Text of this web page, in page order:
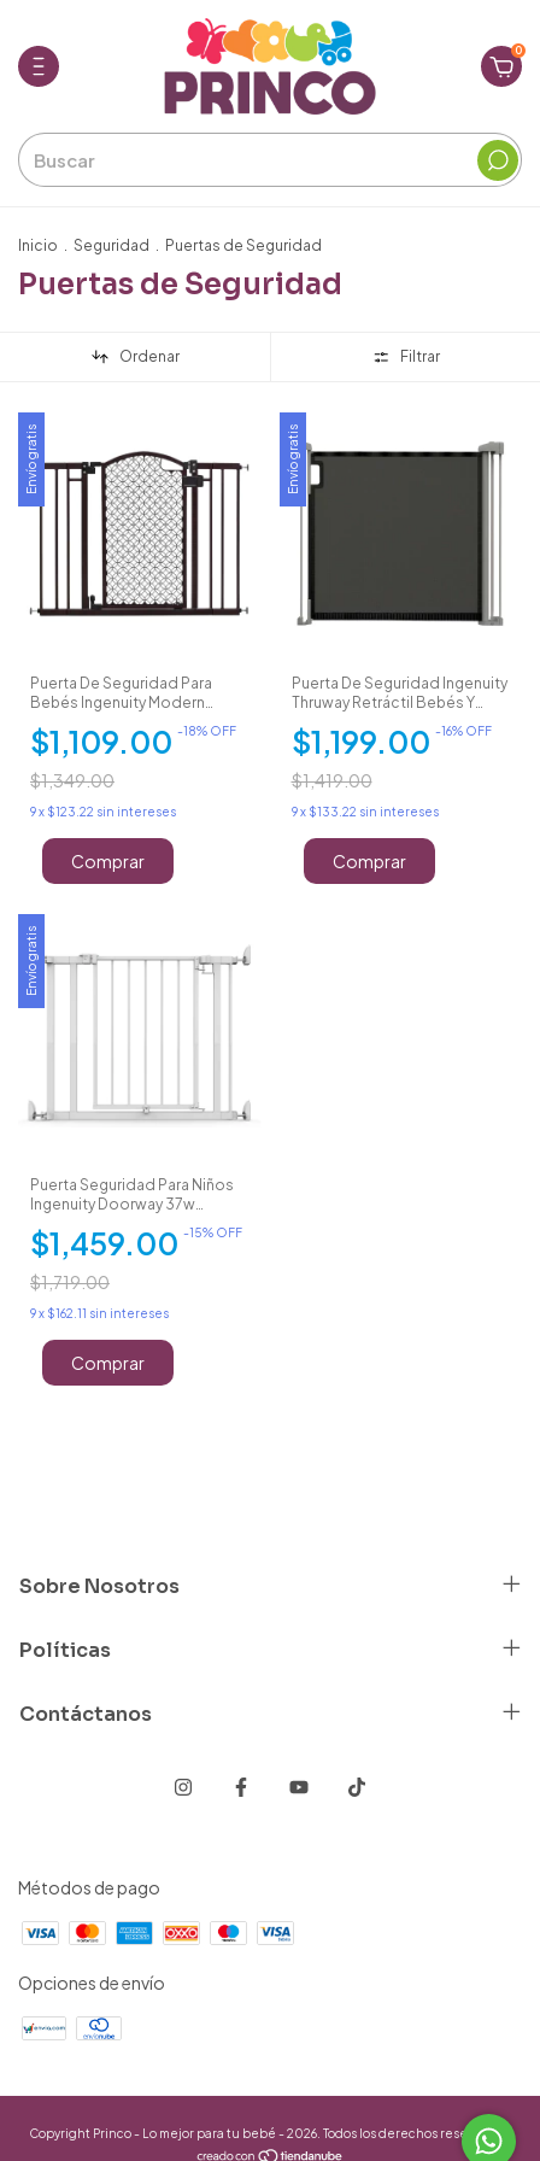
0
Inicio . Seguridad . Puertas de Seguridad
Puertas de Seguridad
Ordenar Filtrar
Envío gratis
Puerta De Seguridad Para
Bebés Ingenuity Modern
$1,109.00 -18% OFF
$1,349.00
9x $123.22 sin intereses
Comprar
Envío gratis
Puerta De Seguridad Ingenuity
Thruway Retráctil Bebés Y
$1,199.00 -16% OFF
$1,419.00
9 x $133.22 sin intereses
Comprar
Envío gratis
Puerta Seguridad Para Niños
Ingenuity Doorway 37w
$1,459.00 -15% OFF
$1,719.00
9x $162.11 sin intereses
Sobre Nosotros
Políticas
Contáctanos
Métodos de pago
Opciones de envío
Copyright Princo - Lo mejor para tu bebé - 2026. Todos los derechos reservados.